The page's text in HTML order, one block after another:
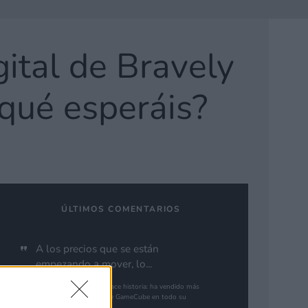
de Bravely
esperáis?
ÚLTIMOS COMENTARIOS
A los precios que se están
empezando a mover, lo...
Nintendo Switch 2 hace historia: ha vendido más
en su primer año que GameCube en todo su